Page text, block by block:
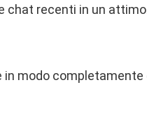
chat recenti in un
in modo completamente